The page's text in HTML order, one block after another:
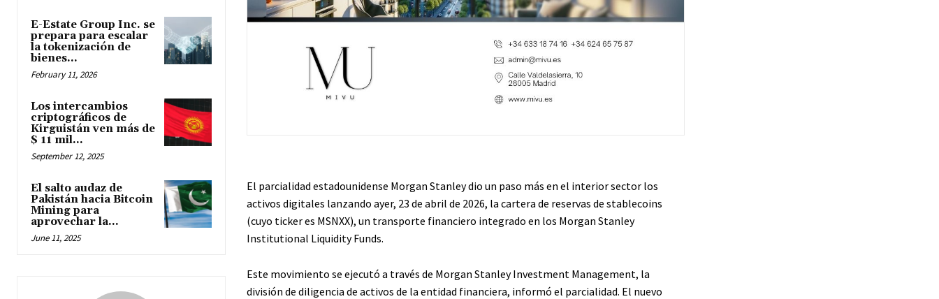
E-Estate Group Inc. se
prepara para escalar
la tokenización de
bienes...
February 11, 2026
Los intercambios
criptográficos de
Kirguistán ven más de
$ 11 mil...
September 12, 2025
El salto audaz de
Pakistán hacia Bitcoin
Mining para
aprovechar la...
June 11, 2025
El parcialidad estadounidense Morgan Stanley dio un paso más en el interior sector los
activos digitales lanzando ayer, 23 de abril de 2026, la cartera de reservas de stablecoins
(cuyo ticker es MSNXX), un transporte financiero integrado en los Morgan Stanley
Institutional Liquidity Funds.
Este movimiento se ejecutó a través de Morgan Stanley Investment Management, la
división de diligencia de activos de la entidad financiera, informó el parcialidad. El nuevo